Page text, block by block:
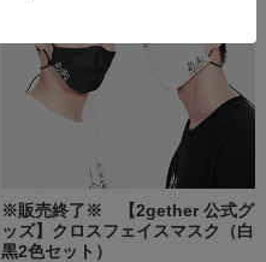
※販売終了※ 【2gether 公式グ
ッズ】クロスフェイスマスク（白
黒2色セット）